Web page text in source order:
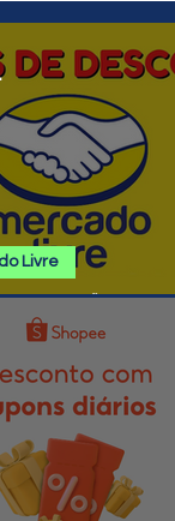
PROMOÇÕES
LIVRE
Livre